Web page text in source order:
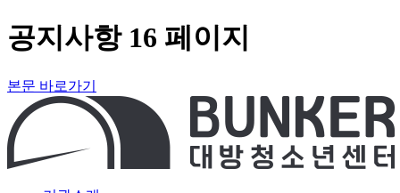
공지사항 16 페이지
본문 바로가기